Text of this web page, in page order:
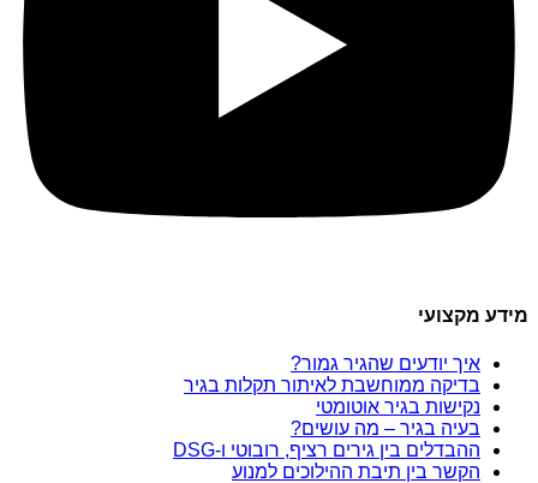
מידע מקצועי
איך יודעים שהגיר גמור?
בדיקה ממוחשבת לאיתור תקלות בגיר
נקישות בגיר אוטומטי
בעיה בגיר – מה עושים?
ההבדלים בין גירים רציף, רובוטי ו-DSG
הקשר בין תיבת ההילוכים למנוע